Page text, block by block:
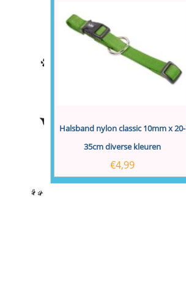
Halsband nylon classic 10mm x 20-
35cm diverse kleuren
€4,99